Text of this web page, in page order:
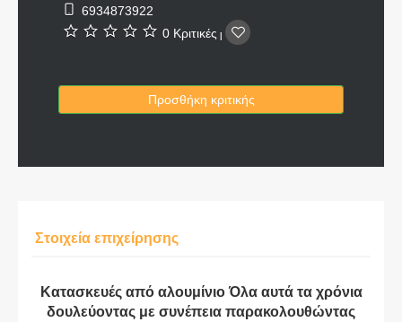
6934873922
0 Κριτικές |
Προσθήκη κριτικής
Στοιχεία επιχείρησης
Κατασκευές από αλουμίνιο Όλα αυτά τα χρόνια
δουλεύοντας με συνέπεια παρακολουθώντας